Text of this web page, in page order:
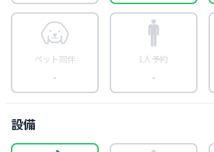
ペット同伴
-
1人予約
-
設備